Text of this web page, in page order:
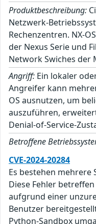
Produktbeschreibung:
Netzwerk-
Rechenzentren. NX-
der Nexus Serie und
Network Swiches der
Angriff: Ein lokaler
Angreifer kann
OS ausnutzen, um
auszuführen,
Denial-of-Service-
Betroffene
CVE-2024-20284
Es bestehen mehrere
Diese Fehler
aufgrund einer
Benutzer
Python-Sandbox